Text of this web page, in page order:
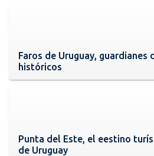
Faros de Uruguay, guardianes
históricos
Punta del Este, el eestino
de Uruguay